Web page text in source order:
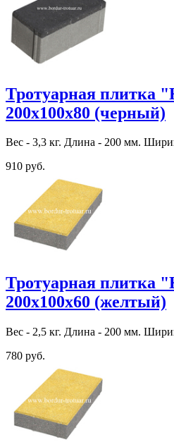
Тротуарная плитка
200х100х80 (черный)
Вес - 3,3 кг. Длина - 200 мм.
910 руб.
Тротуарная плитка
200х100х60 (желтый)
Вес - 2,5 кг. Длина - 200 мм.
780 руб.